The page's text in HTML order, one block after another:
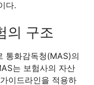
다.
의 구조
통화감독청(MAS)의
는 보험사의 자산
이드라인을 적용하